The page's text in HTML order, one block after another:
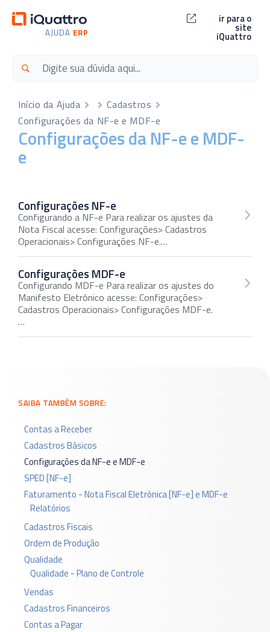
AJUDA ERP
ir para o
site
iQuattro
Início da Ajuda
Cadastros
Configurações da NF-e e MDF-e
Configurações da NF-e e MDF-
e
SAIBA TAMBÉM SOBRE:
Contas a Receber
Cadastros Básicos
Configurações da NF-e e MDF-e
SPED [NF-e]
Faturamento - Nota Fiscal Eletrônica [NF-e] e MDF-e
Relatórios
Cadastros Fiscais
Ordem de Produção
Qualidade
Qualidade - Plano de Controle
Vendas
Cadastros Financeiros
Contas a Pagar
Configurações NF-e
Configurando a NF-e Para realizar os ajustes da
Nota Fiscal acesse: Configurações> Cadastros
Operacionais> Configurações NF-e.…
Configurações MDF-e
Configurando MDF-e Para realizar os ajustes do
Manifesto Eletrônico acesse: Configurações>
Cadastros Operacionais> Configurações MDF-e.
…